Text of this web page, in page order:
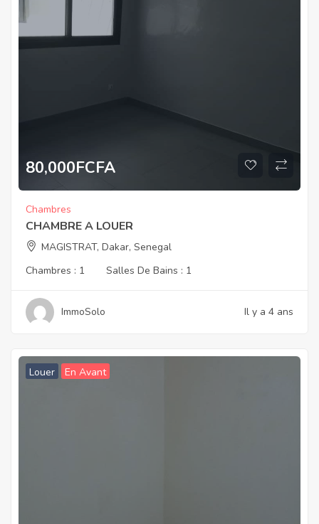
80,000FCFA
Chambres
CHAMBRE A LOUER
MAGISTRAT, Dakar, Senegal
Chambres : 1 Salles De Bains : 1
ImmoSolo Il y a 4 ans
Louer En Avant